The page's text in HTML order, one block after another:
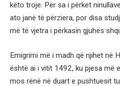
këto troje. Për sa i përket
ato janë të përziera, por disa
më të vjetra i përkasin gjuhës
Emigrimi më i madh që njihet në
është ai i vitit 1492, ku pjesa më
mos rënë në duart e pushtuesit